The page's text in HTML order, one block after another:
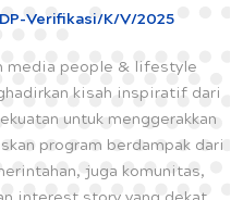
Verifikasi/K/V/2025
media people & lifestyle
kisah inspiratif dari
untuk menggerakkan
program berdampak dari
juga komunitas,